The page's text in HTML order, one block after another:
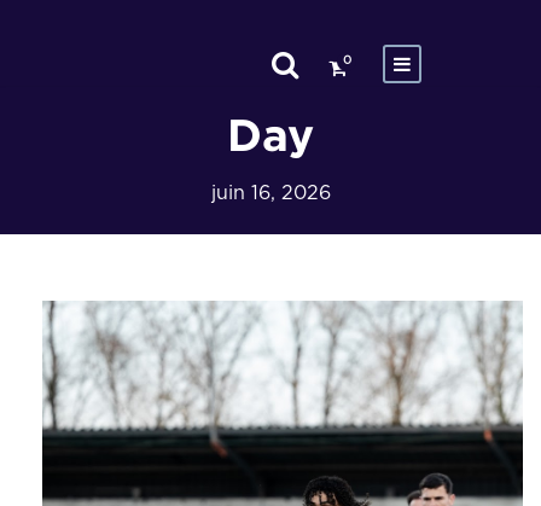
0
Day
juin 16, 2026